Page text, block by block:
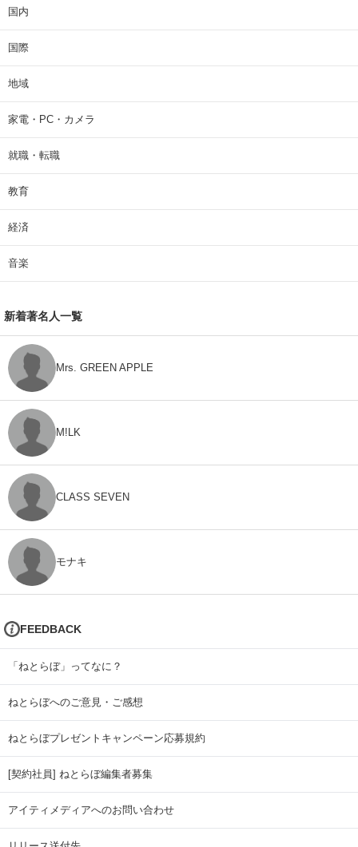
国内
国際
地域
家電・PC・カメラ
就職・転職
教育
経済
音楽
新着著名人一覧
Mrs. GREEN APPLE
M!LK
CLASS SEVEN
モナキ
FEEDBACK
「ねとらぼ」ってなに？
ねとらぼへのご意見・ご感想
ねとらぼプレゼントキャンペーン応募規約
[契約社員] ねとらぼ編集者募集
アイティメディアへのお問い合わせ